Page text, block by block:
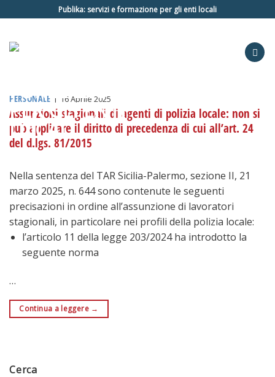
ai
Publika: servizi e formazione per gli enti locali
PERSONALE | 16 Aprile 2025
Assunzioni stagionali di agenti di polizia locale: non si
può applicare il diritto di precedenza di cui all’art. 24
del d.lgs. 81/2015
Nella sentenza del TAR Sicilia-Palermo, sezione II, 21
marzo 2025, n. 644 sono contenute le seguenti
precisazioni in ordine all’assunzione di lavoratori
stagionali, in particolare nei profili della polizia locale:
l’articolo 11 della legge 203/2024 ha introdotto la
seguente norma
…
Continua a leggere →
Cerca